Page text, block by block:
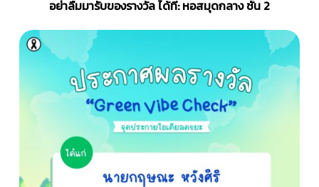
อย่าลืมมารับของรางวัล ได้ที่: หอสมุดกลาง ชั้น 2